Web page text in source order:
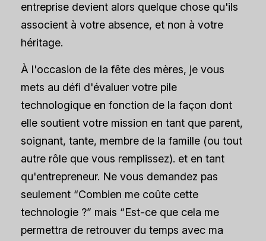
entreprise devient alors quelque chose qu'ils
associent à votre absence, et non à votre
héritage.
À l'occasion de la fête des mères, je vous
mets au défi d'évaluer votre pile
technologique en fonction de la façon dont
elle soutient votre mission en tant que parent,
soignant, tante, membre de la famille (ou tout
autre rôle que vous remplissez). et en tant
qu'entrepreneur. Ne vous demandez pas
seulement “Combien me coûte cette
technologie ?” mais “Est-ce que cela me
permettra de retrouver du temps avec ma